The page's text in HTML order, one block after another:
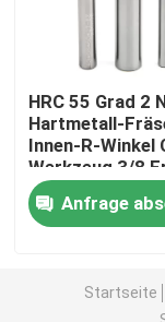
Heim
HRC 55 Grad 2
Hartmetall-
Innen-R-Winkel
Werkzeug 3/8
Anfrage
Startseite